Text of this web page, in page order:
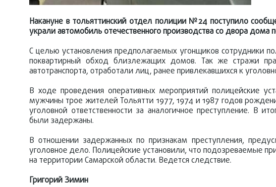
Накануне в тольяттинский отдел полиции №24 поступило
украли автомобиль отечественного производства со двора дома
С целью установления предполагаемых угонщиков сотрудники
поквартирный обход близлежащих домов. Так же стражи
автотранспорта, отработали лиц, ранее привлекавшихся к
В ходе проведения оперативных мероприятий полицейские
мужчины трое жителей Тольятти 1977, 1974 и 1987 годов
уголовной ответственности за аналогичное преступление. В
были задержаны.
В отношении задержанных по признакам преступления,
уголовное дело. Полицейские установили, что подозреваемые
на территории Самарской области. Ведется следствие.
Григорий Зимин